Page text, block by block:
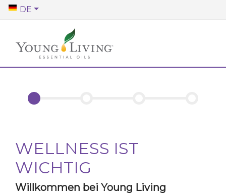
DE
WELLNESS IST
WICHTIG
Willkommen bei Young Living